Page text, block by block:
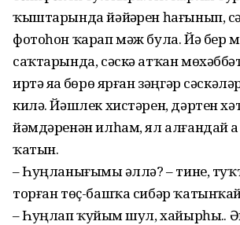
ҡыштарында йәйҙәрен һағынып,
фотоһон ҡарап мәж була. Йә бер
саҡтарында, сәскә атҡан
иртә яҙҙа бөрө ярған зәңгәр
килә. Йәшлек хистәрен, дәртен
йәмдәренән илһам, ял алғандай
ҡатын.
– Һуңланығыҙмы әллә? – тине,
торған төҫ-башҡа сибәр
– Һуңлап ҡуйҙым шул, хайырһыҙ..